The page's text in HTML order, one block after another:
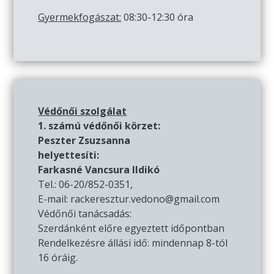
Gyermekfogászat: 08:30-12:30 óra
Védőnői szolgálat
1. számú védőnői körzet:
Peszter Zsuzsanna
helyettesíti:
Farkasné Vancsura Ildikó
Tel.: 06-20/852-0351,
E-mail: rackeresztur.vedono@gmail.com
Védőnői tanácsadás:
Szerdánként előre egyeztett időpontban
Rendelkezésre állási idő: mindennap 8-tól
16 óráig.